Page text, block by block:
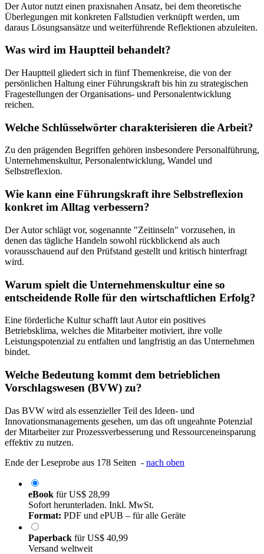
Der Autor nutzt einen praxisnahen Ansatz, bei dem theoretische
Überlegungen mit konkreten Fallstudien verknüpft werden, um
daraus Lösungsansätze und weiterführende Reflektionen abzuleiten.
Was wird im Hauptteil behandelt?
Der Hauptteil gliedert sich in fünf Themenkreise, die von der
persönlichen Haltung einer Führungskraft bis hin zu strategischen
Fragestellungen der Organisations- und Personalentwicklung
reichen.
Welche Schlüsselwörter charakterisieren die Arbeit?
Zu den prägenden Begriffen gehören insbesondere Personalführung,
Unternehmenskultur, Personalentwicklung, Wandel und
Selbstreflexion.
Wie kann eine Führungskraft ihre Selbstreflexion
konkret im Alltag verbessern?
Der Autor schlägt vor, sogenannte "Zeitinseln" vorzusehen, in
denen das tägliche Handeln sowohl rückblickend als auch
vorausschauend auf den Prüfstand gestellt und kritisch hinterfragt
wird.
Warum spielt die Unternehmenskultur eine so
entscheidende Rolle für den wirtschaftlichen Erfolg?
Eine förderliche Kultur schafft laut Autor ein positives
Betriebsklima, welches die Mitarbeiter motiviert, ihre volle
Leistungspotenzial zu entfalten und langfristig an das Unternehmen
bindet.
Welche Bedeutung kommt dem betrieblichen
Vorschlagswesen (BVW) zu?
Das BVW wird als essenzieller Teil des Ideen- und
Innovationsmanagements gesehen, um das oft ungeahnte Potenzial
der Mitarbeiter zur Prozessverbesserung und Ressourceneinsparung
effektiv zu nutzen.
Ende der Leseprobe aus 178 Seiten - nach oben
eBook fürUS$ 28,99
Sofort herunterladen. Inkl. MwSt.
Format: PDF und ePUB – für alle Geräte
Paperback fürUS$ 40,99
Versand weltweit